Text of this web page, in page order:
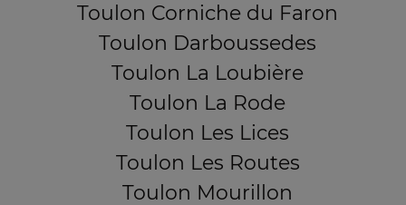
Toulon Corniche du Faron
Toulon Darboussedes
Toulon La Loubière
Toulon La Rode
Toulon Les Lices
Toulon Les Routes
Toulon Mourillon